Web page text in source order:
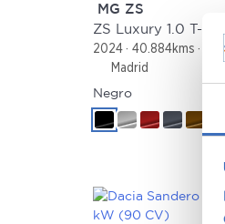
MG ZS
ZS Luxury 1.0 T-GDI
2024 40.884kms
Madrid
Negro